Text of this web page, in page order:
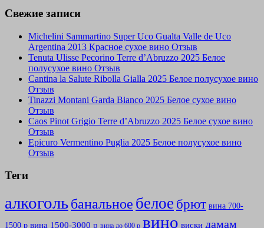
Свежие записи
Michelini Sammartino Super Uco Gualta Valle de Uco
Argentina 2013 Красное сухое вино Отзыв
Tenuta Ulisse Pecorino Terre d’Abruzzo 2025 Белое
полусухое вино Отзыв
Cantina la Salute Ribolla Gialla 2025 Белое полусухое вино
Отзыв
Tinazzi Montani Garda Bianco 2025 Белое сухое вино
Отзыв
Caos Pinot Grigio Terre d’Abruzzo 2025 Белое сухое вино
Отзыв
Epicuro Vermentino Puglia 2025 Белое полусухое вино
Отзыв
Теги
алкогольбанальное белое брют вина 700-
1500 р вина 1500-3000 р вина до 600 р вино виски дамам